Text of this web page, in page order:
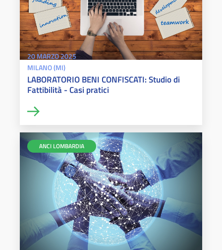
20 MARZO 2025
MILANO (MI)
LABORATORIO BENI CONFISCATI: Studio di
Fattibilità - Casi pratici
ANCI LOMBARDIA